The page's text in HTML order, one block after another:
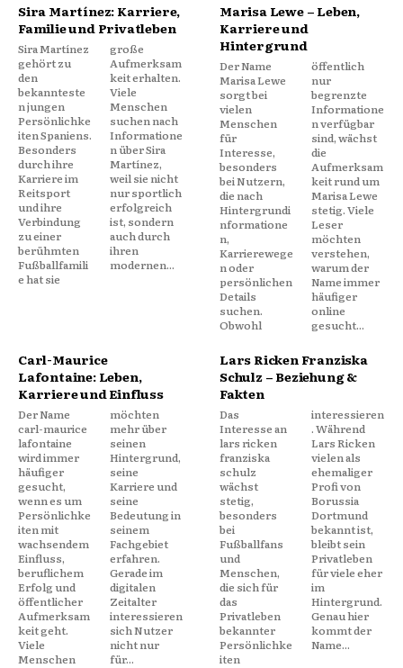
Sira Martínez: Karriere,
Familie und Privatleben
Sira Martínez
gehört zu
den
bekannteste
n jungen
Persönlichke
iten Spaniens.
Besonders
durch ihre
Karriere im
Reitsport
und ihre
Verbindung
zu einer
berühmten
Fußballfamili
e hat sie
große
Aufmerksam
keit erhalten.
Viele
Menschen
suchen nach
Informatione
n über Sira
Martínez,
weil sie nicht
nur sportlich
erfolgreich
ist, sondern
auch durch
ihren
modernen...
Marisa Lewe – Leben,
Karriere und
Hintergrund
Der Name
Marisa Lewe
sorgt bei
vielen
Menschen
für
Interesse,
besonders
bei Nutzern,
die nach
Hintergrundi
nformatione
n,
Karrierewege
n oder
persönlichen
Details
suchen.
Obwohl
öffentlich
nur
begrenzte
Informatione
n verfügbar
sind, wächst
die
Aufmerksam
keit rund um
Marisa Lewe
stetig. Viele
Leser
möchten
verstehen,
warum der
Name immer
häufiger
online
gesucht...
Carl-Maurice
Lafontaine: Leben,
Karriere und Einfluss
Der Name
carl-maurice
lafontaine
wird immer
häufiger
gesucht,
wenn es um
Persönlichke
iten mit
wachsendem
Einfluss,
beruflichem
Erfolg und
öffentlicher
Aufmerksam
keit geht.
Viele
Menschen
möchten
mehr über
seinen
Hintergrund,
seine
Karriere und
seine
Bedeutung in
seinem
Fachgebiet
erfahren.
Gerade im
digitalen
Zeitalter
interessieren
sich Nutzer
nicht nur
für...
Lars Ricken Franziska
Schulz – Beziehung &
Fakten
Das
Interesse an
lars ricken
franziska
schulz
wächst
stetig,
besonders
bei
Fußballfans
und
Menschen,
die sich für
das
Privatleben
bekannter
Persönlichke
iten
interessieren
. Während
Lars Ricken
vielen als
ehemaliger
Profi von
Borussia
Dortmund
bekannt ist,
bleibt sein
Privatleben
für viele eher
im
Hintergrund.
Genau hier
kommt der
Name...